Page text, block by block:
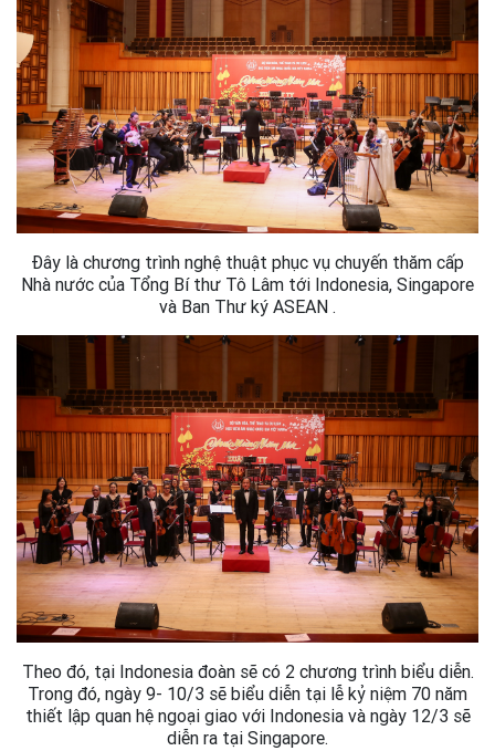
Đây là chương trình nghệ thuật phục vụ chuyến thăm cấp
Nhà nước của Tổng Bí thư Tô Lâm tới Indonesia, Singapore
và Ban Thư ký ASEAN .
Theo đó, tại Indonesia đoàn sẽ có 2 chương trình biểu diễn.
Trong đó, ngày 9- 10/3 sẽ biểu diễn tại lễ kỷ niệm 70 năm
thiết lập quan hệ ngoại giao với Indonesia và ngày 12/3 sẽ
diễn ra tại Singapore.